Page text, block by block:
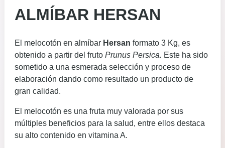
ALMÍBAR HERSAN
El melocotón en almíbar Hersan formato 3 Kg, es
obtenido a partir del fruto Prunus Persica. Este ha sido
sometido a una esmerada selección y proceso de
elaboración dando como resultado un producto de
gran calidad.
El melocotón es una fruta muy valorada por sus
múltiples beneficios para la salud, entre ellos destaca
su alto contenido en vitamina A.